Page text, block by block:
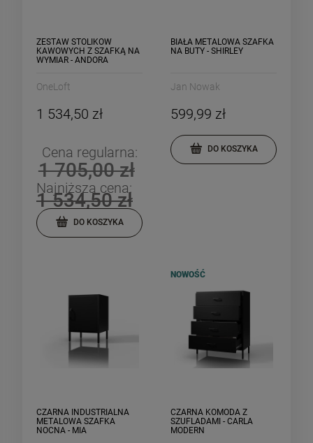
ZESTAW STOLIKÓW
KAWOWYCH Z SZAFKĄ NA
WYMIAR - ANDORA
OneLoft
1 534,50 zł
Cena regularna:
1 705,00 zł
Najniższa cena:
1 534,50 zł
DO KOSZYKA
BIAŁA METALOWA SZAFKA
NA BUTY - SHIRLEY
Jan Nowak
599,99 zł
DO KOSZYKA
CZARNA INDUSTRIALNA
METALOWA SZAFKA
NOCNA - MIA
CZARNA KOMODA Z
SZUFLADAMI - CARLA
MODERN
NOWOŚĆ